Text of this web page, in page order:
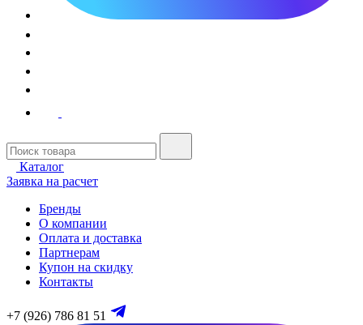
Каталог
Заявка на расчет
Бренды
О компании
Оплата и доставка
Партнерам
Купон на скидку
Контакты
+7 (926) 786 81 51